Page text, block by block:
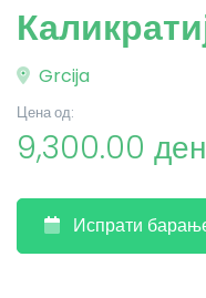
Grcija
Цена од:
9,300.00 ден
Испрати